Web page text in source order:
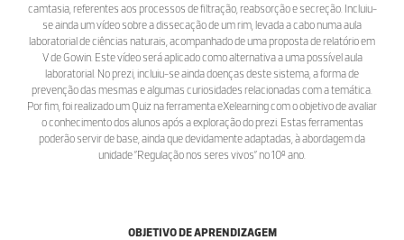
camtasia, referentes aos processos de filtração, reabsorção e secreção. Incluiu-
se ainda um vídeo sobre a dissecação de um rim, levada a cabo numa aula
laboratorial de ciências naturais, acompanhado de uma proposta de relatório em
V de Gowin. Este vídeo será aplicado como alternativa a uma possível aula
laboratorial. No prezi, incluiu-se ainda doenças deste sistema, a forma de
prevenção das mesmas e algumas curiosidades relacionadas com a temática.
Por fim, foi realizado um Quiz na ferramenta eXelearning com o objetivo de avaliar
o conhecimento dos alunos após a exploração do prezi. Estas ferramentas
poderão servir de base, ainda que devidamente adaptadas, à abordagem da
unidade ”Regulação nos seres vivos” no 10º ano.
OBJETIVO DE APRENDIZAGEM